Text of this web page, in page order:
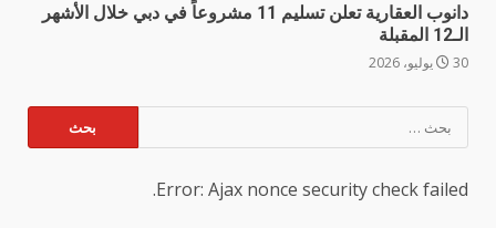
دانوب العقارية تعلن تسليم 11 مشروعاً في دبي خلال الأشهر
الـ12 المقبلة
30 يوليو، 2026
عن:
Error: Ajax nonce security check failed.